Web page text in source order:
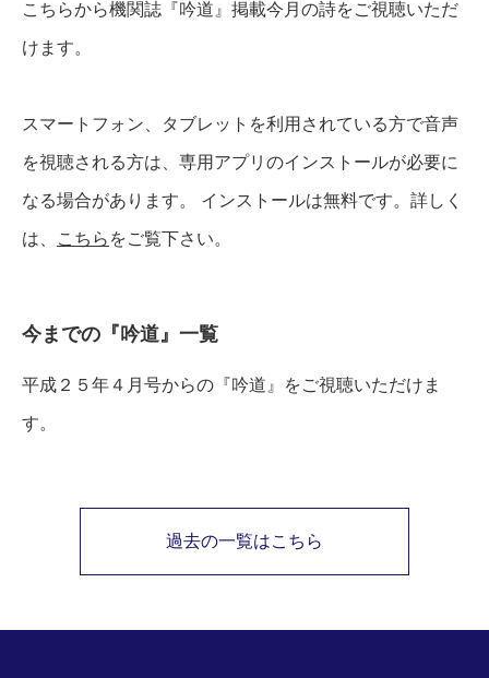
こちらから機関誌『吟道』掲載今月の詩をご視聴いただ
けます。
スマートフォン、タブレットを利用されている方で音声
を視聴される方は、専用アプリのインストールが必要に
なる場合があります。 インストールは無料です。詳しく
は、 こちら をご覧下さい。
今までの『吟道』一覧
平成２５年４月号からの『吟道』をご視聴いただけま
す。
過去の一覧はこちら